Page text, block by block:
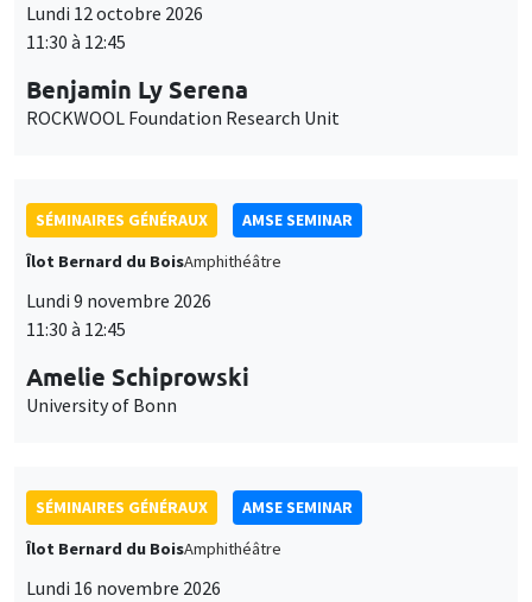
Lundi 12 octobre 2026
11:30 à 12:45
Benjamin Ly Serena
ROCKWOOL Foundation Research Unit
SÉMINAIRES GÉNÉRAUX
AMSE SEMINAR
Îlot Bernard du BoisAmphithéâtre
Lundi 9 novembre 2026
11:30 à 12:45
Amelie Schiprowski
University of Bonn
SÉMINAIRES GÉNÉRAUX
AMSE SEMINAR
Îlot Bernard du BoisAmphithéâtre
Lundi 16 novembre 2026